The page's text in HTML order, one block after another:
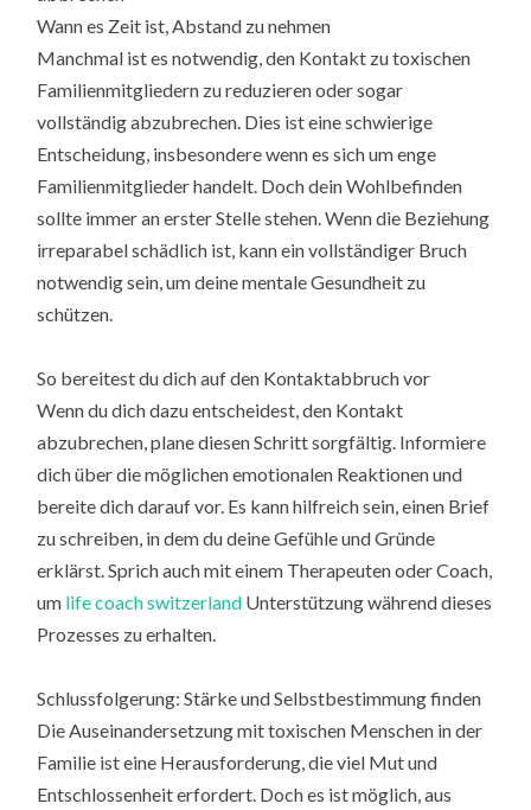
Wann es Zeit ist, Abstand zu nehmen
Manchmal ist es notwendig, den Kontakt zu toxischen
Familienmitgliedern zu reduzieren oder sogar
vollständig abzubrechen. Dies ist eine schwierige
Entscheidung, insbesondere wenn es sich um enge
Familienmitglieder handelt. Doch dein Wohlbefinden
sollte immer an erster Stelle stehen. Wenn die Beziehung
irreparabel schädlich ist, kann ein vollständiger Bruch
notwendig sein, um deine mentale Gesundheit zu
schützen.
So bereitest du dich auf den Kontaktabbruch vor
Wenn du dich dazu entscheidest, den Kontakt
abzubrechen, plane diesen Schritt sorgfältig. Informiere
dich über die möglichen emotionalen Reaktionen und
bereite dich darauf vor. Es kann hilfreich sein, einen Brief
zu schreiben, in dem du deine Gefühle und Gründe
erklärst. Sprich auch mit einem Therapeuten oder Coach,
um life coach switzerland Unterstützung während dieses
Prozesses zu erhalten.
Schlussfolgerung: Stärke und Selbstbestimmung finden
Die Auseinandersetzung mit toxischen Menschen in der
Familie ist eine Herausforderung, die viel Mut und
Entschlossenheit erfordert. Doch es ist möglich, aus